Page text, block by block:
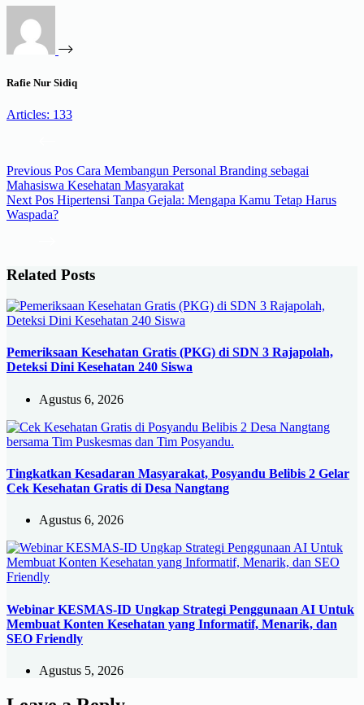
Rafie Nur Sidiq
Articles: 133
Previous Pos Cara Membangun Personal Branding sebagai
Mahasiswa Kesehatan Masyarakat
Next Pos Hipertensi Tanpa Gejala: Mengapa Kamu Tetap Harus
Waspada?
Related Posts
Pemeriksaan Kesehatan Gratis (PKG) di SDN 3 Rajapolah,
Deteksi Dini Kesehatan 240 Siswa
Agustus 6, 2026
Tingkatkan Kesadaran Masyarakat, Posyandu Belibis 2 Gelar
Cek Kesehatan Gratis di Desa Nangtang
Agustus 6, 2026
Webinar KESMAS-ID Ungkap Strategi Penggunaan AI Untuk
Membuat Konten Kesehatan yang Informatif, Menarik, dan
SEO Friendly
Agustus 5, 2026